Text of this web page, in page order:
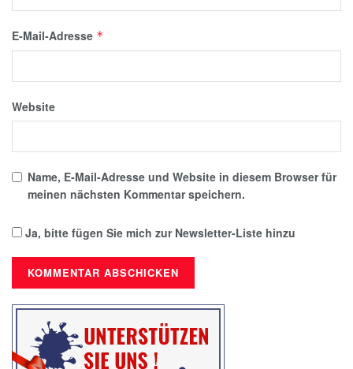
E-Mail-Adresse *
Website
Name, E-Mail-Adresse und Website in diesem Browser für
meinen nächsten Kommentar speichern.
Ja, bitte fügen Sie mich zur Newsletter-Liste hinzu